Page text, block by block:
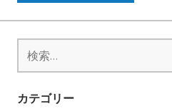
索:
カテゴリー